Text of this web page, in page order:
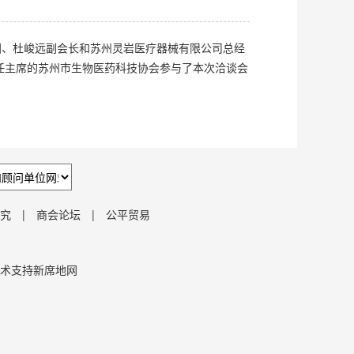
杜峻远副会长和苏州灵岩医疗器械有限公司总经
席的苏州市生物医药科技协会参与了本次洽谈会
| 商会论坛 | 公平贸易
支持新席地网